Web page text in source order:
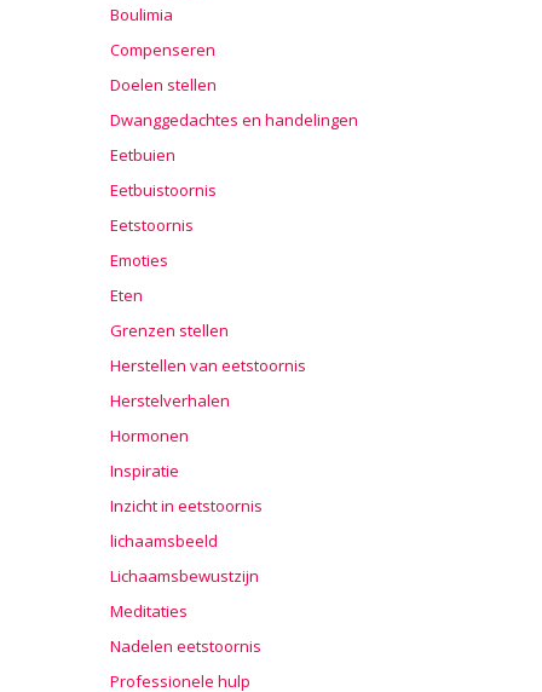
Boulimia
Compenseren
Doelen stellen
Dwanggedachtes en handelingen
Eetbuien
Eetbuistoornis
Eetstoornis
Emoties
Eten
Grenzen stellen
Herstellen van eetstoornis
Herstelverhalen
Hormonen
Inspiratie
Inzicht in eetstoornis
lichaamsbeeld
Lichaamsbewustzijn
Meditaties
Nadelen eetstoornis
Professionele hulp